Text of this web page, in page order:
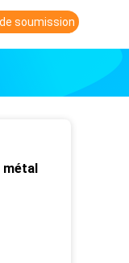
soumission
métal